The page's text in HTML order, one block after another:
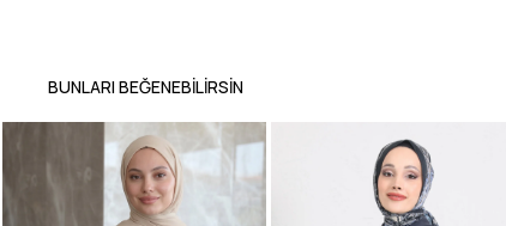
BUNLARI BEĞENEBILIRSIN